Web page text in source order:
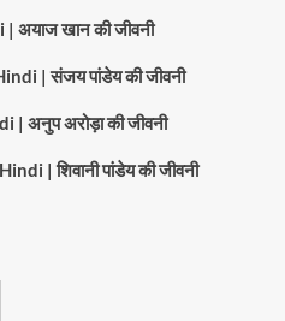
खान की जीवनी
| संजय पांडेय की जीवनी
अनुप अरोड़ा की जीवनी
| शिवानी पांडेय की जीवनी